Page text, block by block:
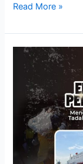
Read More »
Update
Perjalanan
Ekepedisi
Pedalaman
Nagekeo,
NTT